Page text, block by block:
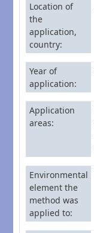
Location of
the
application,
country
Year of
application
Application
areas
Environmental
element the
method was
applied to